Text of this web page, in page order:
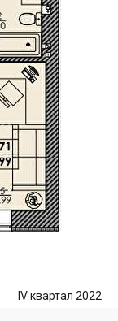
IV квартал 2022